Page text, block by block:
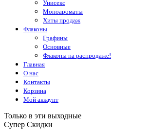
Унисекс
Моноароматы
Хиты продаж
Флаконы
Графины
Основные
Флаконы на распродаже!
Главная
О нас
Контакты
Корзина
Мой аккаунт
Только в эти выходные
Супер Скидки